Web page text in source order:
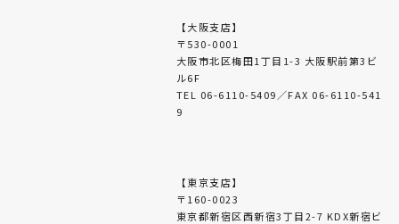
【大阪支店】
〒530-0001
大阪市北区梅田1丁目1-3 大阪駅前第3ビ
ル6F
TEL 06-6110-5409／FAX 06-6110-541
9
【東京支店】
〒160-0023
東京都新宿区西新宿3丁目2-7 KDX新宿ビ